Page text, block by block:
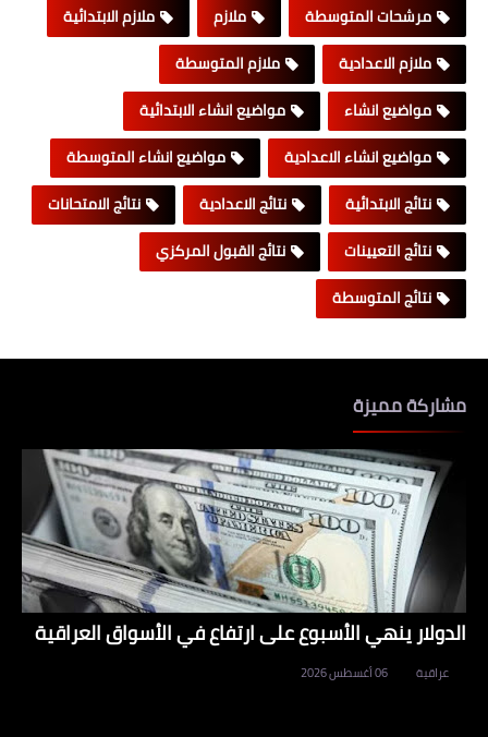
مرشحات المتوسطة
ملازم
ملازم الابتدائية
ملازم الاعدادية
ملازم المتوسطة
مواضيع انشاء
مواضيع انشاء الابتدائية
مواضيع انشاء الاعدادية
مواضيع انشاء المتوسطة
نتائج الابتدائية
نتائج الاعدادية
نتائج الامتحانات
نتائج التعيينات
نتائج القبول المركزي
نتائج المتوسطة
مشاركة مميزة
الدولار ينهي الأسبوع على ارتفاع في الأسواق العراقية
عراقية 06 أغسطس 2026